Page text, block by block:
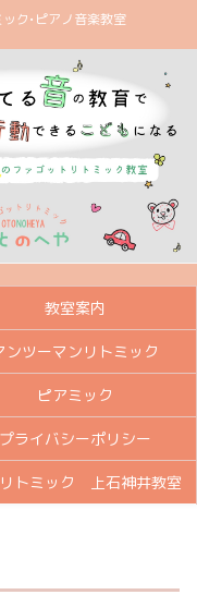
ク•ピアノ音楽教室
教室案内
ンツーマンリトミック
ピアミック
プライバシーポリシー
トミック 上石神井教室